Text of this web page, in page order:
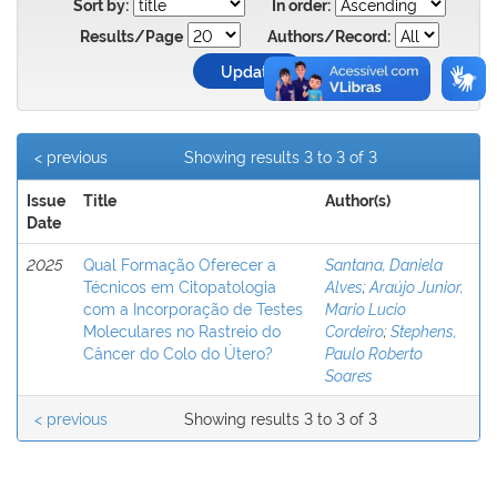
Sort by:
In order:
Results/Page
Authors/Record:
Showing results 3 to 3 of 3
< previous
Issue
Date
Title Author(s)
2025
Qual Formação Oferecer a
Técnicos em Citopatologia
com a Incorporação de Testes
Moleculares no Rastreio do
Câncer do Colo do Útero?
Santana, Daniela
Alves;Araújo Junior,
Mario Lucio
Cordeiro;Stephens,
Paulo Roberto
Soares
Showing results 3 to 3 of 3
< previous